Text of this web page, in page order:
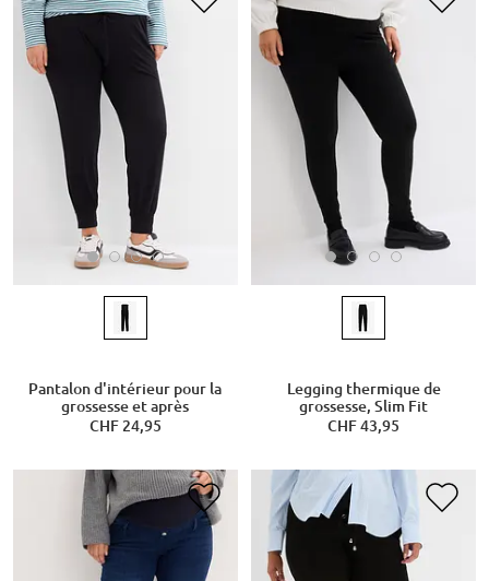
Pantalon d'intérieur pour la
grossesse et après
CHF 24,95
Legging thermique de
grossesse, Slim Fit
CHF 43,95